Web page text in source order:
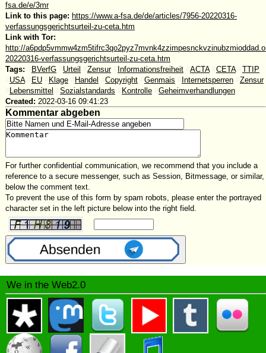
fsa.de/e/3mr
Link to this page: https://www.a-fsa.de/de/articles/7956-20220316-
verfassungsgerichtsurteil-zu-ceta.htm
Link with Tor:
http://
20220316-verfassungsgerichtsurteil-zu-ceta.htm
Tags:
BVerfG Urteil Zensur Informationsfreiheit ACTA CETA
TTIP
USA EU Klage Handel Copyright Genmais Internetsperren
Zensur
Lebensmittel Sozialstandards Kontrolle
Geheimverhandlungen
Created: 2022-03-16 09:41:23
Kommentar abgeben
For further confidential communication, we recommend that you include a
reference to a secure messenger, such as Session, Bitmessage, or similar,
below the comment text.
To prevent the use of this form by spam robots, please enter the portrayed
character set in the left picture below into the right field.
We in the Web2.0